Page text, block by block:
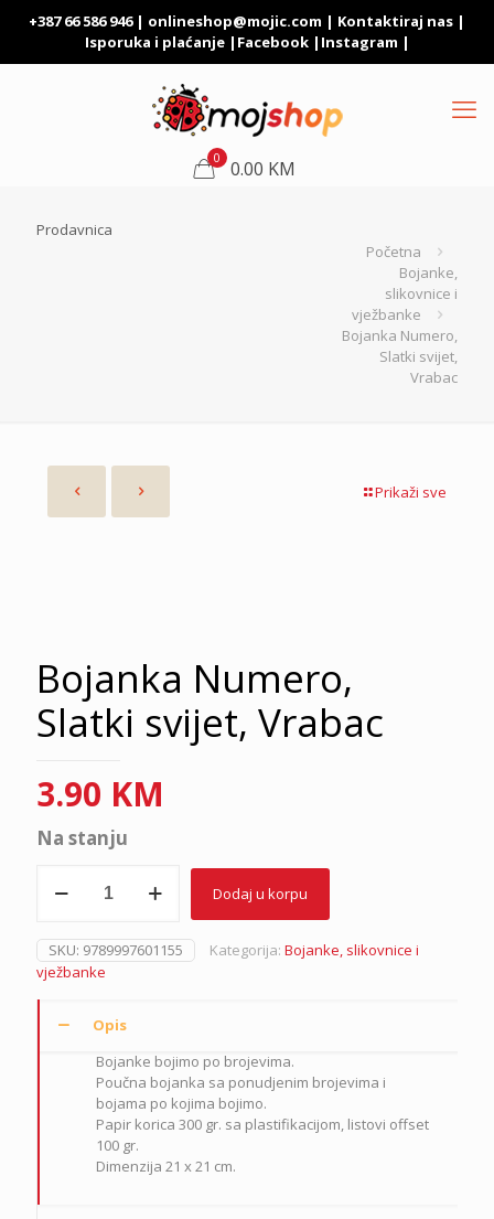
+387 66 586 946 | onlineshop@mojic.com | Kontaktiraj nas |
Isporuka i plaćanje| Facebook| Instagram |
0 0.00 KM
Prodavnica
Početna
Bojanke,
slikovnice i
vježbanke
Bojanka Numero,
Slatki svijet,
Vrabac
Prikaži sve
Bojanka Numero,
Slatki svijet, Vrabac
3.90 KM
Na stanju
Numero,
svijet,
Vrabac
količina
Dodaj u korpu
SKU: 9789997601155 Kategorija: Bojanke, slikovnice i
vježbanke
Opis
Bojanke bojimo po brojevima.
Poučna bojanka sa ponudjenim brojevima i
bojama po kojima bojimo.
Papir korica 300 gr. sa plastifikacijom, listovi offset
100 gr.
Dimenzija 21 x 21 cm.